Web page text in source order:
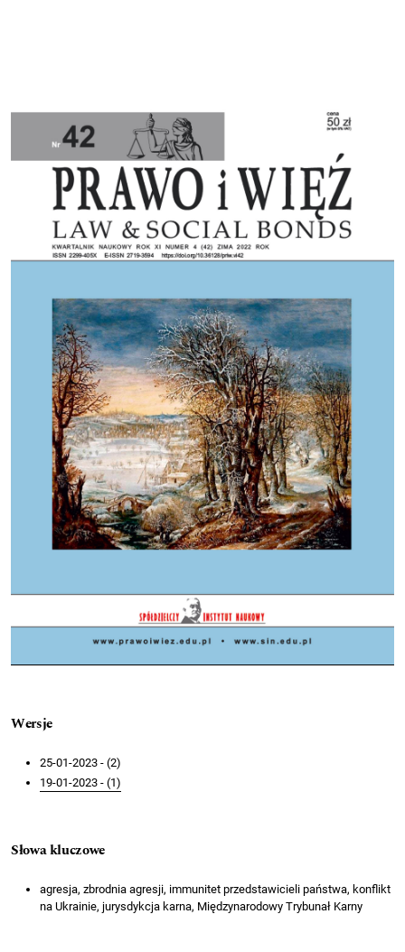
Wersje
25-01-2023 - (2)
19-01-2023 - (1)
Słowa kluczowe
agresja, zbrodnia agresji, immunitet przedstawicieli państwa, konflikt
na Ukrainie, jurysdykcja karna, Międzynarodowy Trybunał Karny